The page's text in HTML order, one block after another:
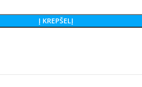
Į KREPŠELĮ